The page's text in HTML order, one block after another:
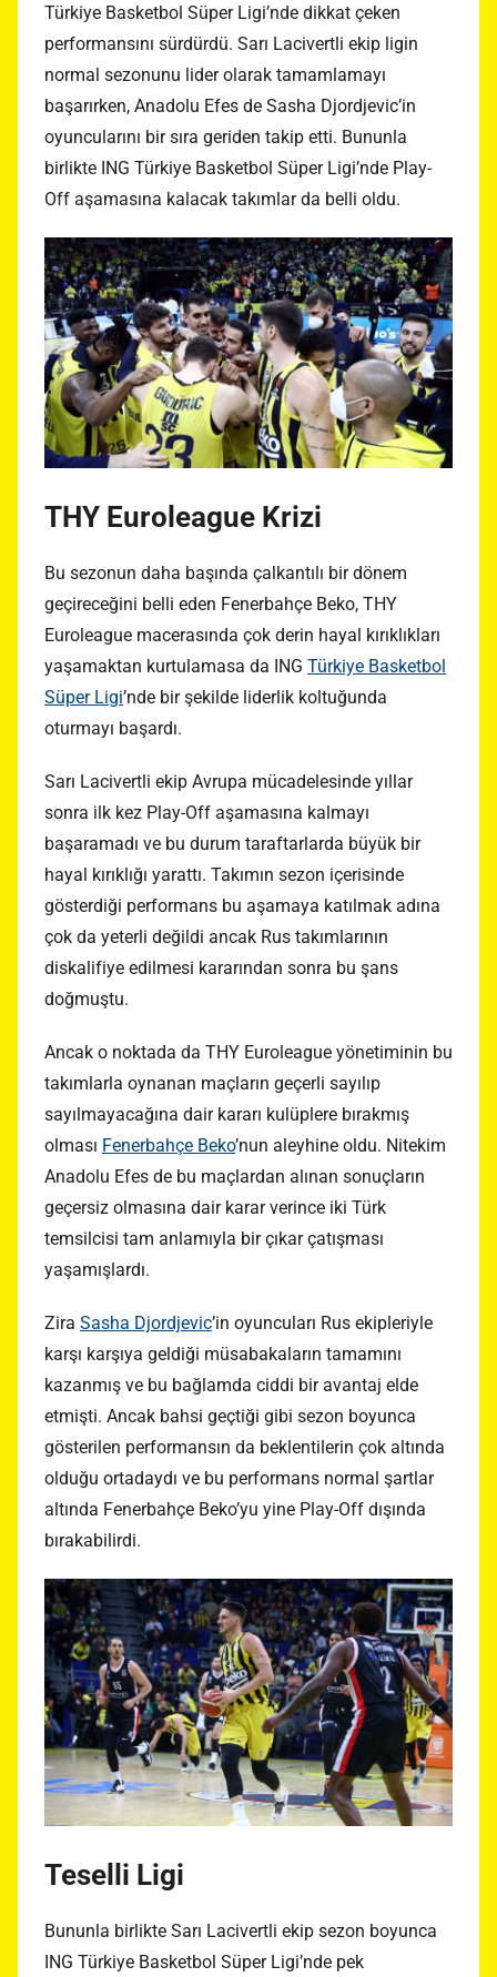
Türkiye Basketbol Süper Ligi’nde dikkat çeken
performansını sürdürdü. Sarı Lacivertli ekip ligin
normal sezonunu lider olarak tamamlamayı
başarırken, Anadolu Efes de Sasha Djordjevic’in
oyuncularını bir sıra geriden takip etti. Bununla
birlikte ING Türkiye Basketbol Süper Ligi’nde Play-
Off aşamasına kalacak takımlar da belli oldu.
THY Euroleague Krizi
Bu sezonun daha başında çalkantılı bir dönem
geçireceğini belli eden Fenerbahçe Beko, THY
Euroleague macerasında çok derin hayal kırıklıkları
yaşamaktan kurtulamasa da ING Türkiye Basketbol
Süper Ligi’nde bir şekilde liderlik koltuğunda
oturmayı başardı.
Sarı Lacivertli ekip Avrupa mücadelesinde yıllar
sonra ilk kez Play-Off aşamasına kalmayı
başaramadı ve bu durum taraftarlarda büyük bir
hayal kırıklığı yarattı. Takımın sezon içerisinde
gösterdiği performans bu aşamaya katılmak adına
çok da yeterli değildi ancak Rus takımlarının
diskalifiye edilmesi kararından sonra bu şans
doğmuştu.
Ancak o noktada da THY Euroleague yönetiminin bu
takımlarla oynanan maçların geçerli sayılıp
sayılmayacağına dair kararı kulüplere bırakmış
olması Fenerbahçe Beko’nun aleyhine oldu. Nitekim
Anadolu Efes de bu maçlardan alınan sonuçların
geçersiz olmasına dair karar verince iki Türk
temsilcisi tam anlamıyla bir çıkar çatışması
yaşamışlardı.
Zira Sasha Djordjevic’in oyuncuları Rus ekipleriyle
karşı karşıya geldiği müsabakaların tamamını
kazanmış ve bu bağlamda ciddi bir avantaj elde
etmişti. Ancak bahsi geçtiği gibi sezon boyunca
gösterilen performansın da beklentilerin çok altında
olduğu ortadaydı ve bu performans normal şartlar
altında Fenerbahçe Beko’yu yine Play-Off dışında
bırakabilirdi.
Teselli Ligi
Bununla birlikte Sarı Lacivertli ekip sezon boyunca
ING Türkiye Basketbol Süper Ligi’nde pek